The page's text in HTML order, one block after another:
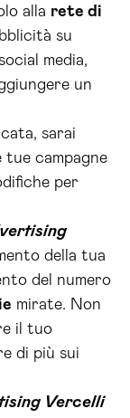
alla rete di
su
media,
un
sarai
campagne
per
della tua
del numero
mirate. Non
il tuo
di più sui
Vercelli